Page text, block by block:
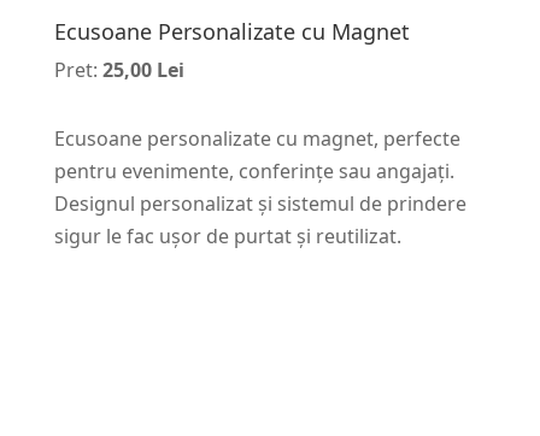
Ecusoane Personalizate cu Magnet
Pret: 25,00 Lei
Ecusoane personalizate cu magnet, perfecte
pentru evenimente, conferințe sau angajați.
Designul personalizat și sistemul de prindere
sigur le fac ușor de purtat și reutilizat.